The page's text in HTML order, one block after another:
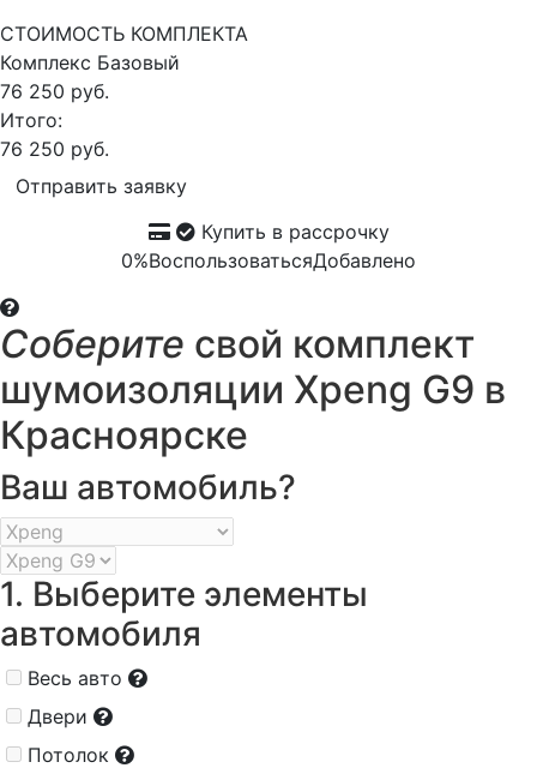
СТОИМОСТЬ КОМПЛЕКТА
Комплекс Базовый
76 250 руб.
Итого:
76 250 руб.
Отправить заявку
Купить в рассрочку
0%ВоспользоватьсяДобавлено
Соберите свой комплект
шумоизоляции Xpeng G9 в
Красноярске
Ваш автомобиль?
1. Выберите элементы
автомобиля
Весь авто
Двери
Потолок